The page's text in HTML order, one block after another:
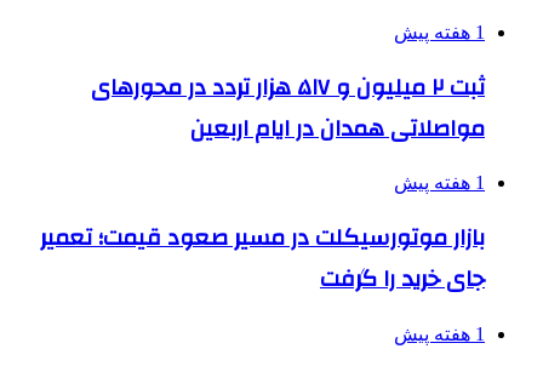
1 هفته پیش
ثبت ۲ میلیون و ۵۱۷ هزار تردد در محورهای
مواصلاتی همدان در ایام اربعین
1 هفته پیش
بازار موتورسیکلت در مسیر صعود قیمت؛ تعمیر
جای خرید را گرفت
1 هفته پیش